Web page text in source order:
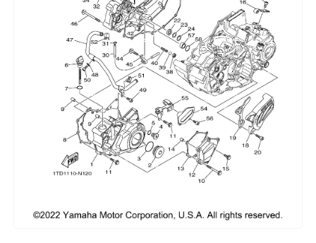
Топливная система
Тормозная система
Трансмиссия
Управление